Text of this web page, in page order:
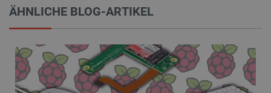
ÄHNLICHE BLOG-ARTIKEL